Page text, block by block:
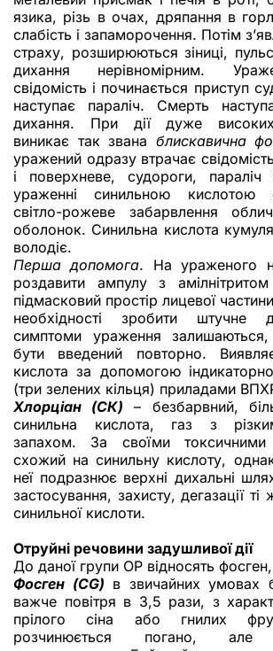
язика, різь в очах, дряпання в
слабість і запаморочення. Потім
страху, розширюються зіниці,
дихання нерівномірним.
свідомість і починається приступ
наступає параліч. Смерть
дихання. При дії дуже високих
виникає так звана блискавична
уражений одразу втрачає
і поверхневе, судороги,
ураженні синильною кислотою
світло-рожеве забарвлення
оболонок. Синильна кислота
володіє.
Перша допомога. На ураженого
роздавити ампулу з
підмасковий простір лицевої
необхідності зробити штучне
симптоми ураження
бути введений повторно.
кислота за допомогою
(три зелених кільця) приладами
Хлорціан (СК) – безбарвний,
синильна кислота, газ з
запахом. За своїми токсичними
схожий на синильну кислоту,
неї подразнює верхні дихальні
застосування, захисту, дегазації
синильної кислоти.
Отруйні речовини задушливої дії
До даної групи ОР відносять
Фосген (CG) в звичайних умовах
важче повітря в 3,5 рази, з
прілого сіна або гнилих
розчинюється погано,